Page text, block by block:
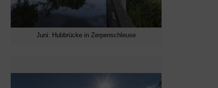
Juni: Hubbrücke in Zerpenschleuse